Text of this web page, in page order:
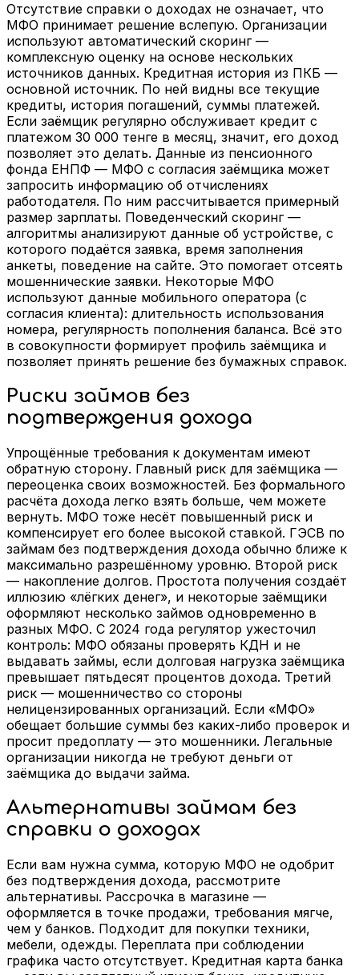
Отсутствие справки о доходах не означает, что
МФО принимает решение вслепую. Организации
используют автоматический скоринг —
комплексную оценку на основе нескольких
источников данных. Кредитная история из ПКБ —
основной источник. По ней видны все текущие
кредиты, история погашений, суммы платежей.
Если заёмщик регулярно обслуживает кредит с
платежом 30 000 тенге в месяц, значит, его доход
позволяет это делать. Данные из пенсионного
фонда ЕНПФ — МФО с согласия заёмщика может
запросить информацию об отчислениях
работодателя. По ним рассчитывается примерный
размер зарплаты. Поведенческий скоринг —
алгоритмы анализируют данные об устройстве, с
которого подаётся заявка, время заполнения
анкеты, поведение на сайте. Это помогает отсеять
мошеннические заявки. Некоторые МФО
используют данные мобильного оператора (с
согласия клиента): длительность использования
номера, регулярность пополнения баланса. Всё это
в совокупности формирует профиль заёмщика и
позволяет принять решение без бумажных справок.
Риски займов без
подтверждения дохода
Упрощённые требования к документам имеют
обратную сторону. Главный риск для заёмщика —
переоценка своих возможностей. Без формального
расчёта дохода легко взять больше, чем можете
вернуть. МФО тоже несёт повышенный риск и
компенсирует его более высокой ставкой. ГЭСВ по
займам без подтверждения дохода обычно ближе к
максимально разрешённому уровню. Второй риск
— накопление долгов. Простота получения создаёт
иллюзию «лёгких денег», и некоторые заёмщики
оформляют несколько займов одновременно в
разных МФО. С 2024 года регулятор ужесточил
контроль: МФО обязаны проверять КДН и не
выдавать займы, если долговая нагрузка заёмщика
превышает пятьдесят процентов дохода. Третий
риск — мошенничество со стороны
нелицензированных организаций. Если «МФО»
обещает большие суммы без каких-либо проверок и
просит предоплату — это мошенники. Легальные
организации никогда не требуют деньги от
заёмщика до выдачи займа.
Альтернативы займам без
справки о доходах
Если вам нужна сумма, которую МФО не одобрит
без подтверждения дохода, рассмотрите
альтернативы. Рассрочка в магазине —
оформляется в точке продажи, требования мягче,
чем у банков. Подходит для покупки техники,
мебели, одежды. Переплата при соблюдении
графика часто отсутствует. Кредитная карта банка